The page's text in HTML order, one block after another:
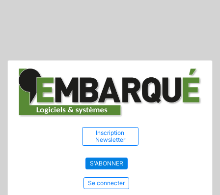
Inscription
Newsletter
S'ABONNER
Se connecter